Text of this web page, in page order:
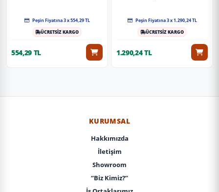
Peşin Fiyatına 3 x 554,29 TL
ÜCRETSİZ KARGO
554,29 TL
Peşin Fiyatına 3 x 1.290,24 TL
ÜCRETSİZ KARGO
1.290,24 TL
KURUMSAL
Hakkımızda
İletişim
Showroom
“Biz Kimiz?”